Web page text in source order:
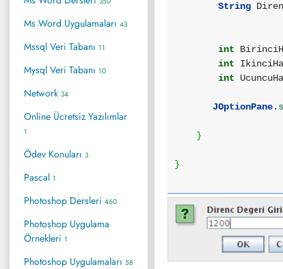
Ms Word Uygulamaları 43
Mssql Veri Tabanı 11
Mysql Veri Tabanı 10
Network 34
Online Ücretsiz Yazılımlar
1
Ödev Konuları 3
Pascal 1
Photoshop Dersleri 460
Photoshop Uygulama
Örnekleri 1
Photoshop Uygulamaları 58
String
int
int
int
JOptionPane.
}
}